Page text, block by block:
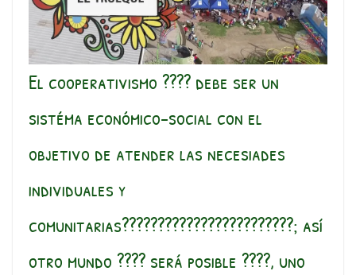
El cooperativismo ???? debe ser un
sistéma económico-social con el
objetivo de atender las necesiades
individuales y
comunitarias????????‍????????????‍????; así
otro mundo ???? será posible ????, uno